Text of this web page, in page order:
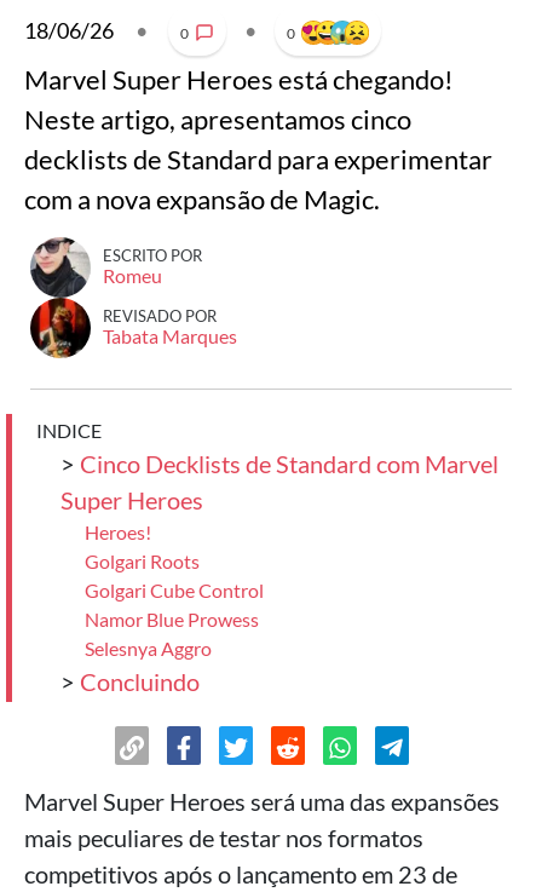
18/06/26 • 0 • 0
Marvel Super Heroes está chegando!
Neste artigo, apresentamos cinco
decklists de Standard para experimentar
com a nova expansão de Magic.
ESCRITO POR
Romeu
REVISADO POR
Tabata Marques
INDICE
> Cinco Decklists de Standard com Marvel
Super Heroes
Heroes!
Golgari Roots
Golgari Cube Control
Namor Blue Prowess
Selesnya Aggro
> Concluindo
Marvel Super Heroes será uma das expansões
mais peculiares de testar nos formatos
competitivos após o lançamento em 23 de